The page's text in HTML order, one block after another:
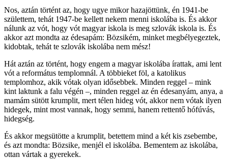
Nos, aztán történt az, hogy ugye mikor hazajöttünk, én 1941-be
születtem, tehát 1947-be kellett nekem menni iskolába is. És akkor
nálunk az vót, hogy vót magyar iskola is meg szlovák iskola is. És
akkor azt mondta az édesapám: Bözsikém, minket megbélyegeztek,
kidobtak, tehát te szlovák iskolába nem mész!
Hát aztán az történt, hogy engem a magyar iskolába írattak, ami lent
vót a református templomnál. A többieket föl, a katolikus
templomhoz, akik vótak olyan idősebbek. Minden reggel – mink
kint laktunk a falu végén –, minden reggel az én édesanyám, anya, a
mamám sütött krumplit, mert télen hideg vót, akkor nem vótak ilyen
hidegek, mint most vannak, hogy semmi, hanem rettentő hófúvás,
hidegség.
És akkor megsütötte a krumplit, betettem mind a két kis zsebembe,
és azt mondta: Bözsike, menjél el iskolába. Bementem az iskolába,
ottan vártak a gyerekek.